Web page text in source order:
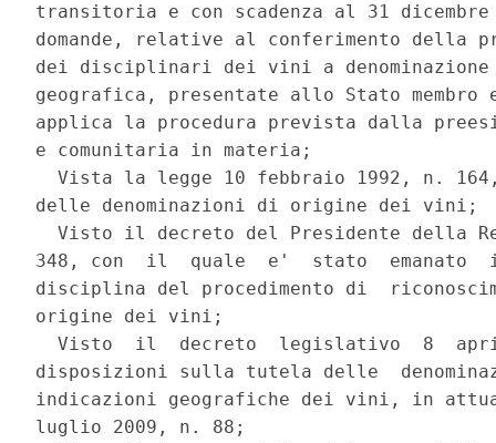
transitoria e con scadenza al 31
domande, relative al conferimento della
dei disciplinari dei vini a
geografica, presentate allo Stato
applica la procedura prevista dalla
e comunitaria in materia;
Vista la legge 10 febbraio 1992, n.
delle denominazioni di origine dei vini;
Visto il decreto del Presidente della
348, con  il  quale  e'  stato  emanato
disciplina del procedimento di
origine dei vini;
Visto  il  decreto  legislativo  8
disposizioni sulla tutela delle
indicazioni geografiche dei vini, in
luglio 2009, n. 88;